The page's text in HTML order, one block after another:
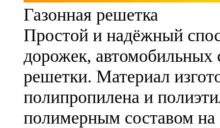
Газонная решетка
Простой и надёжный
дорожек, автомобильных
решетки. Материал
полипропилена и
полимерным составом на